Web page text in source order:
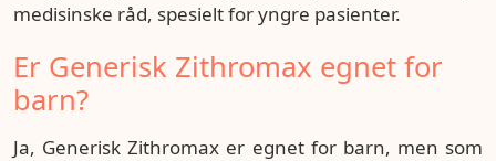
medisinske råd, spesielt for yngre pasienter.
Er Generisk Zithromax egnet for
barn?
Ja, Generisk Zithromax er egnet for barn, men som